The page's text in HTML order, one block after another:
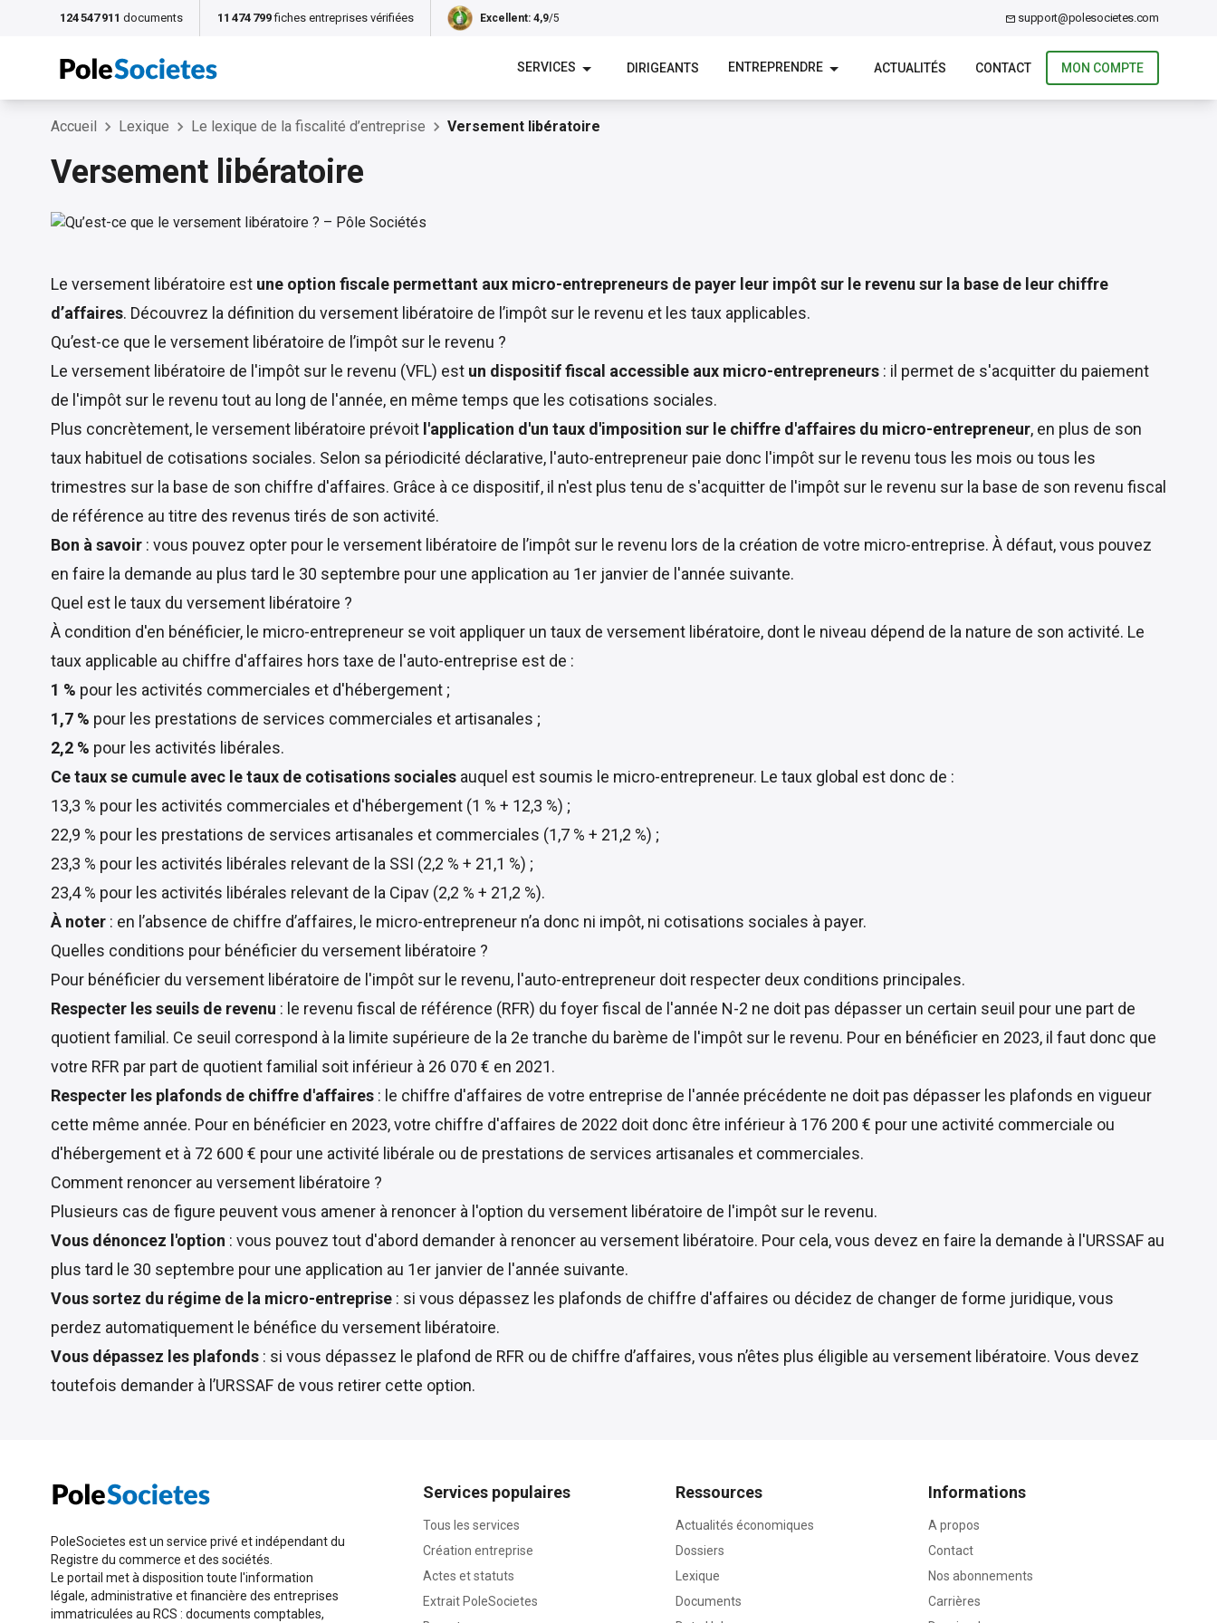
124 547 911 documents 11 474 799 fiches entreprises vérifiées Excellent: 4,9/5 support@polesocietes.com
SERVICES DIRIGEANTS ENTREPRENDRE ACTUALITÉS CONTACT MON COMPTE
Accueil Lexique Le lexique de la fiscalité d’entreprise Versement libératoire
Versement libératoire
Le versement libératoire est une option fiscale permettant aux micro-entrepreneurs de payer leur impôt sur le revenu sur la base de leur chiffre
d’affaires. Découvrez la définition du versement libératoire de l’impôt sur le revenu et les taux applicables.
Qu’est-ce que le versement libératoire de l’impôt sur le revenu ?
Le versement libératoire de l'impôt sur le revenu (VFL) est un dispositif fiscal accessible aux micro-entrepreneurs : il permet de s'acquitter du paiement
de l'impôt sur le revenu tout au long de l'année, en même temps que les cotisations sociales.
Plus concrètement, le versement libératoire prévoit l'application d'un taux d'imposition sur le chiffre d'affaires du micro-entrepreneur, en plus de son
taux habituel de cotisations sociales. Selon sa périodicité déclarative, l'auto-entrepreneur paie donc l'impôt sur le revenu tous les mois ou tous les
trimestres sur la base de son chiffre d'affaires. Grâce à ce dispositif, il n'est plus tenu de s'acquitter de l'impôt sur le revenu sur la base de son revenu fiscal
de référence au titre des revenus tirés de son activité.
Bon à savoir : vous pouvez opter pour le versement libératoire de l’impôt sur le revenu lors de la création de votre micro-entreprise. À défaut, vous pouvez
en faire la demande au plus tard le 30 septembre pour une application au 1er janvier de l'année suivante.
Quel est le taux du versement libératoire ?
À condition d'en bénéficier, le micro-entrepreneur se voit appliquer un taux de versement libératoire, dont le niveau dépend de la nature de son activité. Le
taux applicable au chiffre d'affaires hors taxe de l'auto-entreprise est de :
1 % pour les activités commerciales et d'hébergement ;
1,7 % pour les prestations de services commerciales et artisanales ;
2,2 % pour les activités libérales.
Ce taux se cumule avec le taux de cotisations sociales auquel est soumis le micro-entrepreneur. Le taux global est donc de :
13,3 % pour les activités commerciales et d'hébergement (1 % + 12,3 %) ;
22,9 % pour les prestations de services artisanales et commerciales (1,7 % + 21,2 %) ;
23,3 % pour les activités libérales relevant de la SSI (2,2 % + 21,1 %) ;
23,4 % pour les activités libérales relevant de la Cipav (2,2 % + 21,2 %).
À noter : en l’absence de chiffre d’affaires, le micro-entrepreneur n’a donc ni impôt, ni cotisations sociales à payer.
Quelles conditions pour bénéficier du versement libératoire ?
Pour bénéficier du versement libératoire de l'impôt sur le revenu, l'auto-entrepreneur doit respecter deux conditions principales.
Respecter les seuils de revenu : le revenu fiscal de référence (RFR) du foyer fiscal de l'année N-2 ne doit pas dépasser un certain seuil pour une part de
quotient familial. Ce seuil correspond à la limite supérieure de la 2e tranche du barème de l'impôt sur le revenu. Pour en bénéficier en 2023, il faut donc que
votre RFR par part de quotient familial soit inférieur à 26 070 € en 2021.
Respecter les plafonds de chiffre d'affaires : le chiffre d'affaires de votre entreprise de l'année précédente ne doit pas dépasser les plafonds en vigueur
cette même année. Pour en bénéficier en 2023, votre chiffre d'affaires de 2022 doit donc être inférieur à 176 200 € pour une activité commerciale ou
d'hébergement et à 72 600 € pour une activité libérale ou de prestations de services artisanales et commerciales.
Comment renoncer au versement libératoire ?
Plusieurs cas de figure peuvent vous amener à renoncer à l'option du versement libératoire de l'impôt sur le revenu.
Vous dénoncez l'option : vous pouvez tout d'abord demander à renoncer au versement libératoire. Pour cela, vous devez en faire la demande à l'URSSAF au
plus tard le 30 septembre pour une application au 1er janvier de l'année suivante.
Vous sortez du régime de la micro-entreprise : si vous dépassez les plafonds de chiffre d'affaires ou décidez de changer de forme juridique, vous
perdez automatiquement le bénéfice du versement libératoire.
Vous dépassez les plafonds : si vous dépassez le plafond de RFR ou de chiffre d’affaires, vous n’êtes plus éligible au versement libératoire. Vous devez
toutefois demander à l’URSSAF de vous retirer cette option.
PoleSocietes est un service privé et indépendant du
Registre du commerce et des sociétés.
Le portail met à disposition toute l'information
légale, administrative et financière des entreprises
immatriculées au RCS : documents comptables,
Services populaires
Tous les services
Création entreprise
Actes et statuts
Extrait PoleSocietes
Ressources
Actualités économiques
Dossiers
Lexique
Documents
Informations
A propos
Contact
Nos abonnements
Carrières